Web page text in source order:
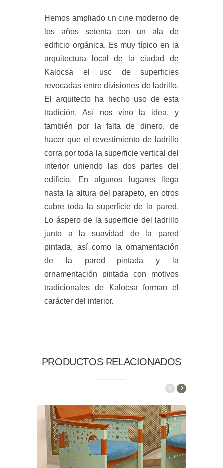
Hemos ampliado un cine moderno de
los años setenta con un ala de
edificio orgánica. Es muy típico en la
arquitectura local de la ciudad de
Kalocsa el uso de superficies
revocadas entre divisiones de ladrillo.
El arquitecto ha hecho uso de esta
tradición. Así nos vino la idea, y
también por la falta de dinero, de
hacer que el revestimiento de ladrillo
corra por toda la superficie vertical del
interior uniendo las dos partes del
edificio. En algunos lugares llega
hasta la altura del parapeto, en otros
cubre toda la superficie de la pared.
Lo áspero de la superficie del ladrillo
junto a la suavidad de la pared
pintada, así como la ornamentación
de la pared pintada y la
ornamentación pintada con motivos
tradicionales de Kalocsa forman el
carácter del interior.
PRODUCTOS RELACIONADOS